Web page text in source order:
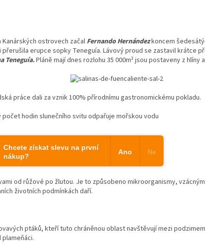
ostrovech začal Fernando Hernándezkoncem
přerušila erupce sopky Teneguía. Lávový proud se zastavil krátce
Teneguía.Pláně mají dnes rozlohu 35 000m² jsou postaveny z hlíny
práce dali za vznik 100% přírodnímu gastronomickému pokladu.
hodin slunečního svitu odpařuje mořskou vodu
sůl musí být uskladněna před prvním deštěm.
od růžové po žlutou. Je to způsobeno mikroorganismy,
životních podmínkách daří.
ptáků, kteří tuto chráněnou oblast navštěvují mezi
Chcete získat slevu na první
nákup?
Ano Ne